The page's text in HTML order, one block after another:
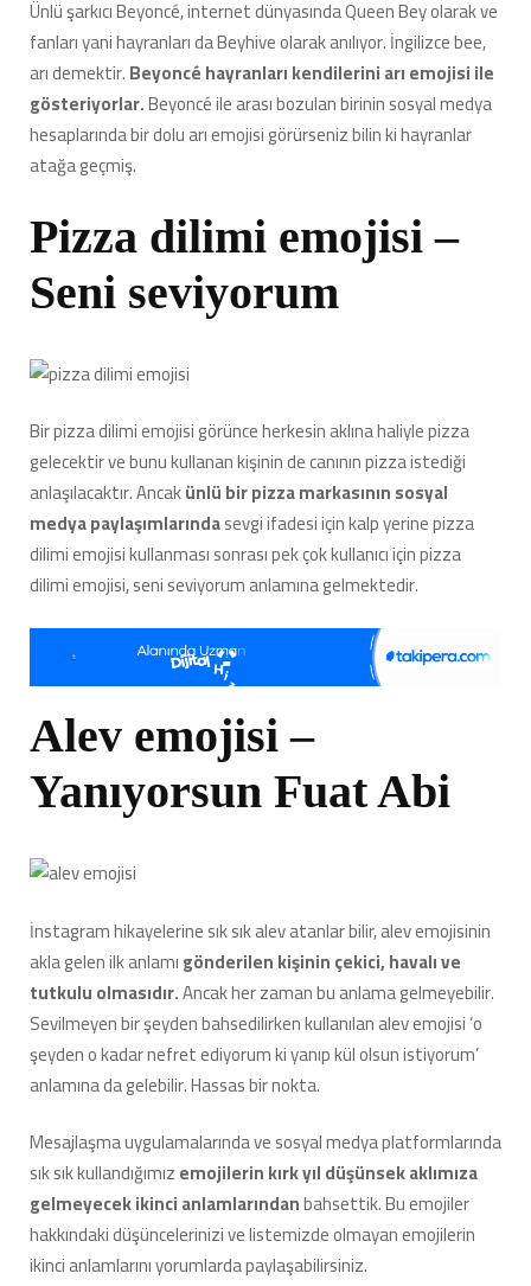
Ünlü şarkıcı Beyoncé, internet dünyasında Queen Bey olarak ve
fanları yani hayranları da Beyhive olarak anılıyor. İngilizce bee,
arı demektir.Beyoncé hayranları kendilerini arı emojisi ile
gösteriyorlar.Beyoncé ile arası bozulan birinin sosyal medya
hesaplarında bir dolu arı emojisi görürseniz bilin ki hayranlar
atağa geçmiş.
Pizza dilimi emojisi –
Seni seviyorum
Bir pizza dilimi emojisi görünce herkesin aklına haliyle pizza
gelecektir ve bunu kullanan kişinin de canının pizza istediği
anlaşılacaktır. Ancakünlü bir pizza markasının sosyal
medya paylaşımlarındasevgi ifadesi için kalp yerine pizza
dilimi emojisi kullanması sonrası pek çok kullanıcı için pizza
dilimi emojisi, seni seviyorum anlamına gelmektedir.
Alev emojisi –
Yanıyorsun Fuat Abi
İnstagram hikayelerine sık sık alev atanlar bilir, alev emojisinin
akla gelen ilk anlamıgönderilen kişinin çekici, havalı ve
tutkulu olmasıdır.Ancak her zaman bu anlama gelmeyebilir.
Sevilmeyen bir şeyden bahsedilirken kullanılan alev emojisi ‘o
şeyden o kadar nefret ediyorum ki yanıp kül olsun istiyorum’
anlamına da gelebilir. Hassas bir nokta.
Mesajlaşma uygulamalarında ve sosyal medya platformlarında
sık sık kullandığımızemojilerin kırk yıl düşünsek aklımıza
gelmeyecek ikinci anlamlarındanbahsettik. Bu emojiler
hakkındaki düşüncelerinizi ve listemizde olmayan emojilerin
ikinci anlamlarını yorumlarda paylaşabilirsiniz.